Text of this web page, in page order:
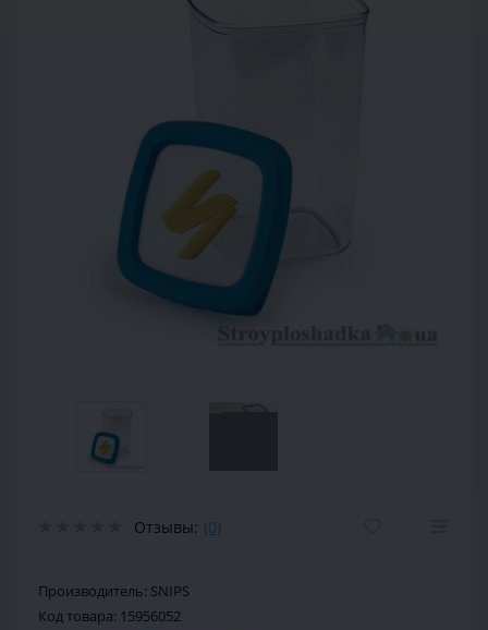
Отзывы: (0)
Производитель: SNIPS
Код товара: 15956052